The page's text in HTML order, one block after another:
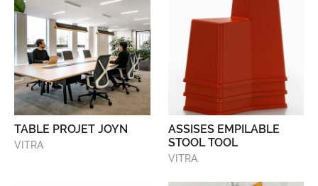
TABLE PROJET JOYN
VITRA
ASSISES EMPILABLE
STOOL TOOL
VITRA